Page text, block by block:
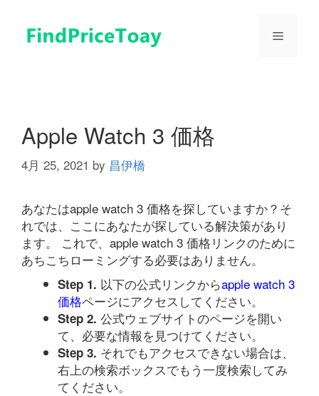
メ
Apple Watch 3 価格
4月 25, 2021 by 昌伊橋
あなたはapple watch 3 価格を探していますか？そ
れでは、ここにあなたが探している解決策があり
ます。 これで、apple watch 3 価格リンクのために
あちこちローミングする必要はありません。
Step 1. 以下の公式リンクからapple watch 3
価格ページにアクセスしてください。
Step 2. 公式ウェブサイトのページを開い
て、必要な情報を見つけてください。
Step 3. それでもアクセスできない場合は、
右上の検索ボックスでもう一度検索してみ
てください。